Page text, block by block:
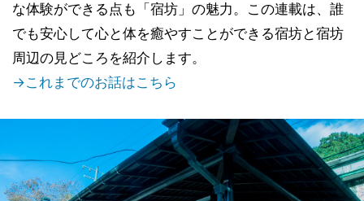
な体験ができる点も「宿坊」の魅力。この連載は、誰
でも安心して心と体を癒やすことができる宿坊と宿坊
周辺の見どころを紹介します。
→これまでのお話はこちら